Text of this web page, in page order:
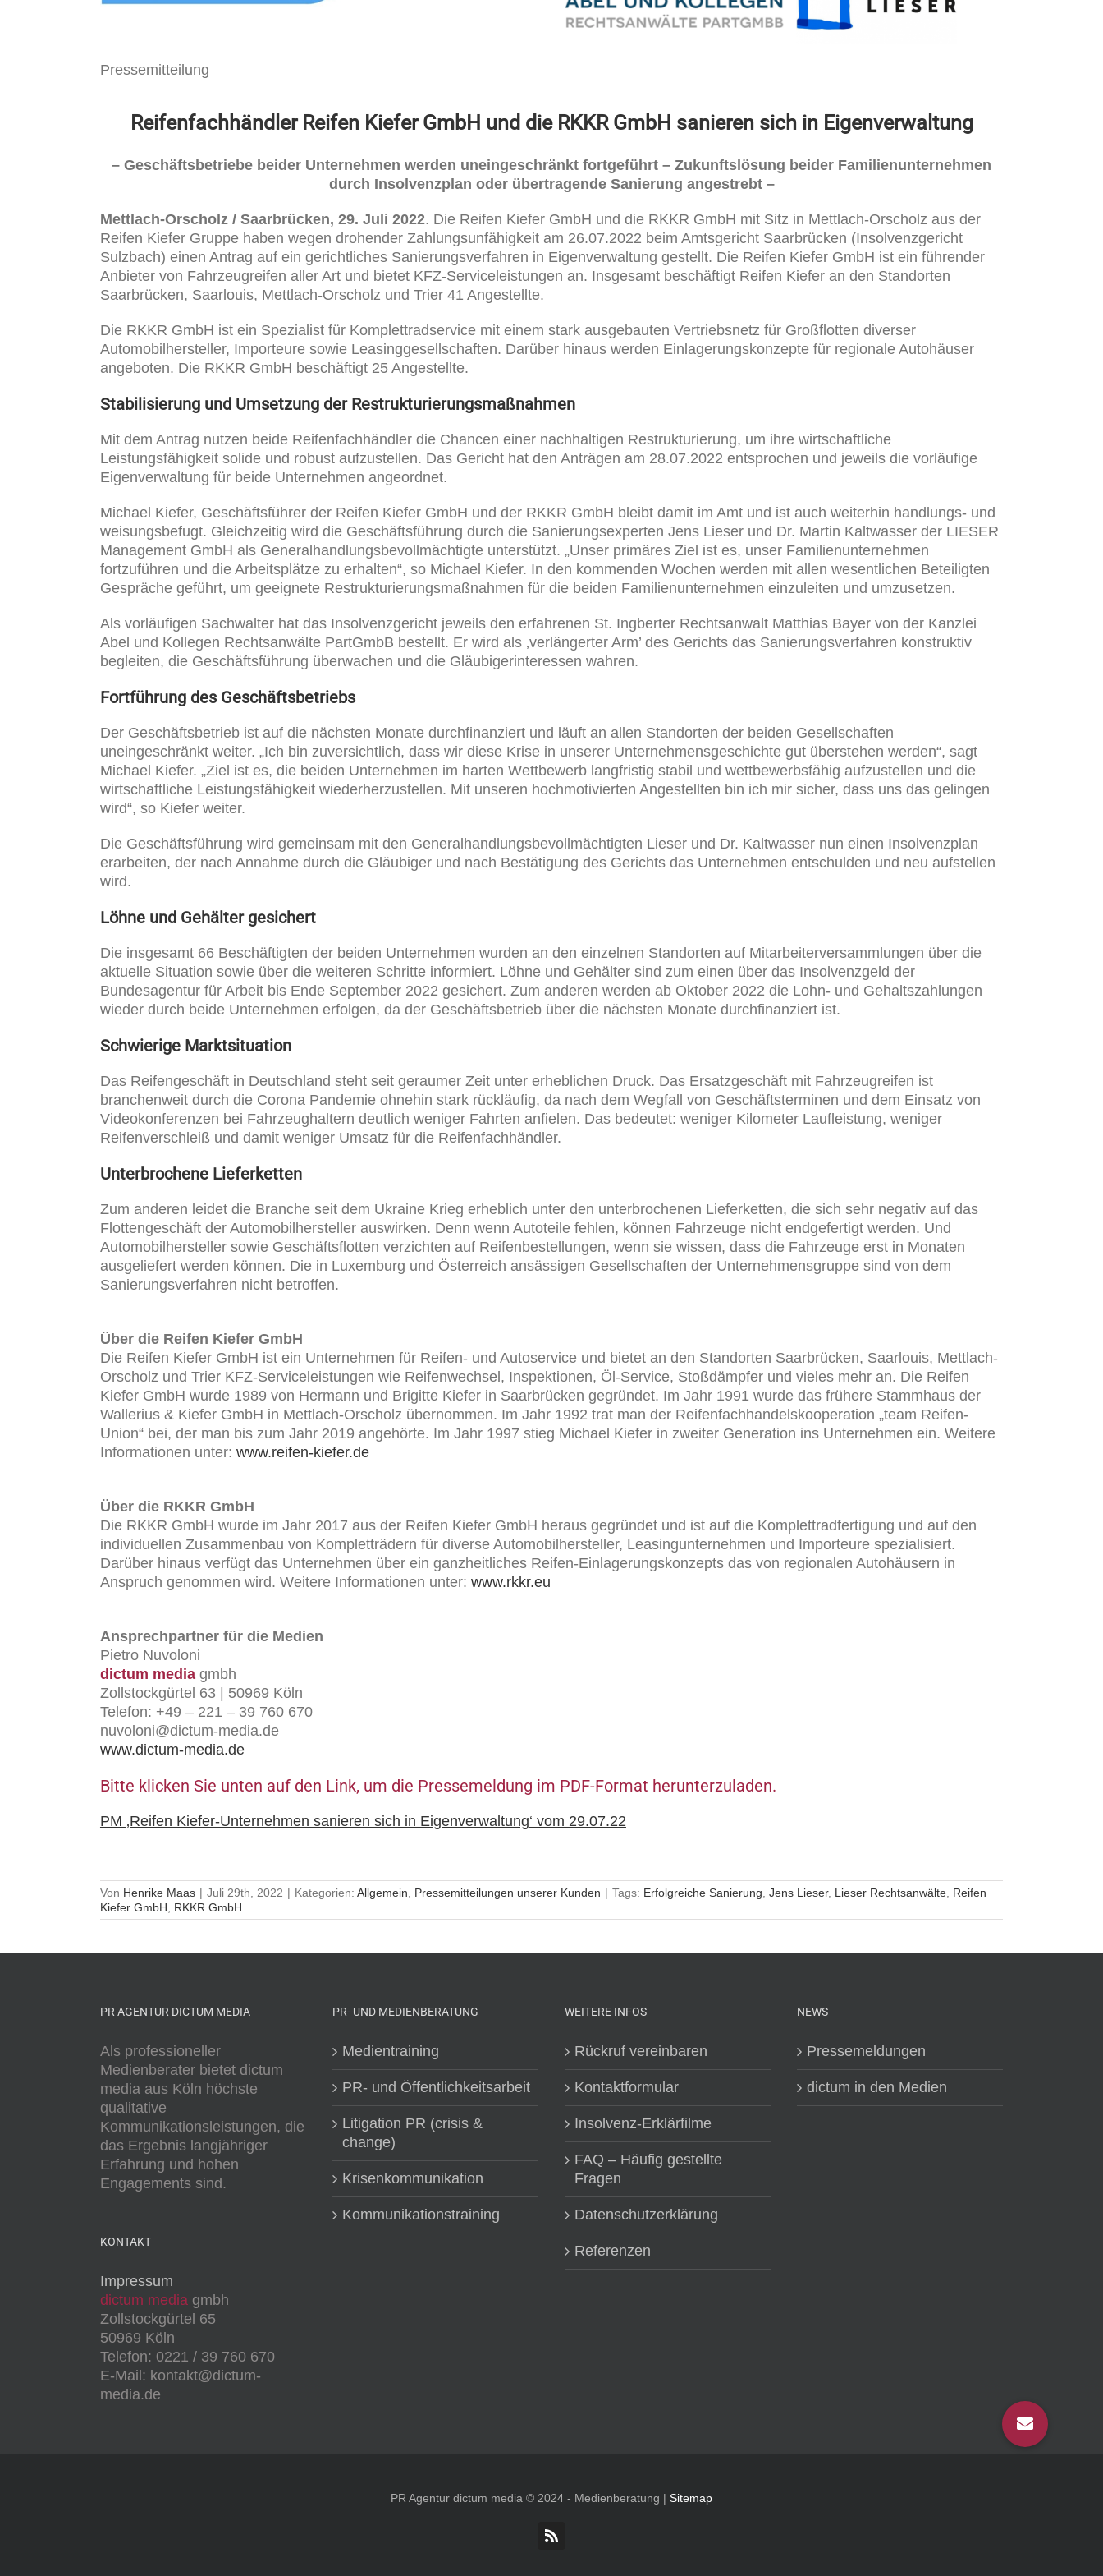
Pressemitteilung
Reifenfachhändler Reifen Kiefer GmbH und die RKKR GmbH sanieren sich in Eigenverwaltung
– Geschäftsbetriebe beider Unternehmen werden uneingeschränkt fortgeführt – Zukunftslösung beider Familienunternehmen
durch Insolvenzplan oder übertragende Sanierung angestrebt –
Mettlach-Orscholz / Saarbrücken, 29. Juli 2022. Die Reifen Kiefer GmbH und die RKKR GmbH mit Sitz in Mettlach-Orscholz aus der
Reifen Kiefer Gruppe haben wegen drohender Zahlungsunfähigkeit am 26.07.2022 beim Amtsgericht Saarbrücken (Insolvenzgericht
Sulzbach) einen Antrag auf ein gerichtliches Sanierungsverfahren in Eigenverwaltung gestellt. Die Reifen Kiefer GmbH ist ein führender
Anbieter von Fahrzeugreifen aller Art und bietet KFZ-Serviceleistungen an. Insgesamt beschäftigt Reifen Kiefer an den Standorten
Saarbrücken, Saarlouis, Mettlach-Orscholz und Trier 41 Angestellte.
Die RKKR GmbH ist ein Spezialist für Komplettradservice mit einem stark ausgebauten Vertriebsnetz für Großflotten diverser
Automobilhersteller, Importeure sowie Leasinggesellschaften. Darüber hinaus werden Einlagerungskonzepte für regionale Autohäuser
angeboten. Die RKKR GmbH beschäftigt 25 Angestellte.
Stabilisierung und Umsetzung der Restrukturierungsmaßnahmen
Mit dem Antrag nutzen beide Reifenfachhändler die Chancen einer nachhaltigen Restrukturierung, um ihre wirtschaftliche
Leistungsfähigkeit solide und robust aufzustellen. Das Gericht hat den Anträgen am 28.07.2022 entsprochen und jeweils die vorläufige
Eigenverwaltung für beide Unternehmen angeordnet.
Michael Kiefer, Geschäftsführer der Reifen Kiefer GmbH und der RKKR GmbH bleibt damit im Amt und ist auch weiterhin handlungs- und
weisungsbefugt. Gleichzeitig wird die Geschäftsführung durch die Sanierungsexperten Jens Lieser und Dr. Martin Kaltwasser der LIESER
Management GmbH als Generalhandlungsbevollmächtigte unterstützt. „Unser primäres Ziel ist es, unser Familienunternehmen
fortzuführen und die Arbeitsplätze zu erhalten“, so Michael Kiefer. In den kommenden Wochen werden mit allen wesentlichen Beteiligten
Gespräche geführt, um geeignete Restrukturierungsmaßnahmen für die beiden Familienunternehmen einzuleiten und umzusetzen.
Als vorläufigen Sachwalter hat das Insolvenzgericht jeweils den erfahrenen St. Ingberter Rechtsanwalt Matthias Bayer von der Kanzlei
Abel und Kollegen Rechtsanwälte PartGmbB bestellt. Er wird als ‚verlängerter Arm’ des Gerichts das Sanierungsverfahren konstruktiv
begleiten, die Geschäftsführung überwachen und die Gläubigerinteressen wahren.
Fortführung des Geschäftsbetriebs
Der Geschäftsbetrieb ist auf die nächsten Monate durchfinanziert und läuft an allen Standorten der beiden Gesellschaften
uneingeschränkt weiter. „Ich bin zuversichtlich, dass wir diese Krise in unserer Unternehmensgeschichte gut überstehen werden“, sagt
Michael Kiefer. „Ziel ist es, die beiden Unternehmen im harten Wettbewerb langfristig stabil und wettbewerbsfähig aufzustellen und die
wirtschaftliche Leistungsfähigkeit wiederherzustellen. Mit unseren hochmotivierten Angestellten bin ich mir sicher, dass uns das gelingen
wird“, so Kiefer weiter.
Die Geschäftsführung wird gemeinsam mit den Generalhandlungsbevollmächtigten Lieser und Dr. Kaltwasser nun einen Insolvenzplan
erarbeiten, der nach Annahme durch die Gläubiger und nach Bestätigung des Gerichts das Unternehmen entschulden und neu aufstellen
wird.
Löhne und Gehälter gesichert
Die insgesamt 66 Beschäftigten der beiden Unternehmen wurden an den einzelnen Standorten auf Mitarbeiterversammlungen über die
aktuelle Situation sowie über die weiteren Schritte informiert. Löhne und Gehälter sind zum einen über das Insolvenzgeld der
Bundesagentur für Arbeit bis Ende September 2022 gesichert. Zum anderen werden ab Oktober 2022 die Lohn- und Gehaltszahlungen
wieder durch beide Unternehmen erfolgen, da der Geschäftsbetrieb über die nächsten Monate durchfinanziert ist.
Schwierige Marktsituation
Das Reifengeschäft in Deutschland steht seit geraumer Zeit unter erheblichen Druck. Das Ersatzgeschäft mit Fahrzeugreifen ist
branchenweit durch die Corona Pandemie ohnehin stark rückläufig, da nach dem Wegfall von Geschäftsterminen und dem Einsatz von
Videokonferenzen bei Fahrzeughaltern deutlich weniger Fahrten anfielen. Das bedeutet: weniger Kilometer Laufleistung, weniger
Reifenverschleiß und damit weniger Umsatz für die Reifenfachhändler.
Unterbrochene Lieferketten
Zum anderen leidet die Branche seit dem Ukraine Krieg erheblich unter den unterbrochenen Lieferketten, die sich sehr negativ auf das
Flottengeschäft der Automobilhersteller auswirken. Denn wenn Autoteile fehlen, können Fahrzeuge nicht endgefertigt werden. Und
Automobilhersteller sowie Geschäftsflotten verzichten auf Reifenbestellungen, wenn sie wissen, dass die Fahrzeuge erst in Monaten
ausgeliefert werden können. Die in Luxemburg und Österreich ansässigen Gesellschaften der Unternehmensgruppe sind von dem
Sanierungsverfahren nicht betroffen.
Über die Reifen Kiefer GmbH
Die Reifen Kiefer GmbH ist ein Unternehmen für Reifen- und Autoservice und bietet an den Standorten Saarbrücken, Saarlouis, Mettlach-
Orscholz und Trier KFZ-Serviceleistungen wie Reifenwechsel, Inspektionen, Öl-Service, Stoßdämpfer und vieles mehr an. Die Reifen
Kiefer GmbH wurde 1989 von Hermann und Brigitte Kiefer in Saarbrücken gegründet. Im Jahr 1991 wurde das frühere Stammhaus der
Wallerius & Kiefer GmbH in Mettlach-Orscholz übernommen. Im Jahr 1992 trat man der Reifenfachhandelskooperation „team Reifen-
Union“ bei, der man bis zum Jahr 2019 angehörte. Im Jahr 1997 stieg Michael Kiefer in zweiter Generation ins Unternehmen ein. Weitere
Informationen unter: www.reifen-kiefer.de
Über die RKKR GmbH
Die RKKR GmbH wurde im Jahr 2017 aus der Reifen Kiefer GmbH heraus gegründet und ist auf die Komplettradfertigung und auf den
individuellen Zusammenbau von Kompletträdern für diverse Automobilhersteller, Leasingunternehmen und Importeure spezialisiert.
Darüber hinaus verfügt das Unternehmen über ein ganzheitliches Reifen-Einlagerungskonzepts das von regionalen Autohäusern in
Anspruch genommen wird. Weitere Informationen unter: www.rkkr.eu
Ansprechpartner für die Medien
Pietro Nuvoloni
dictum media gmbh
Zollstockgürtel 63 | 50969 Köln
Telefon: +49 – 221 – 39 760 670
nuvoloni@dictum-media.de
www.dictum-media.de
Bitte klicken Sie unten auf den Link, um die Pressemeldung im PDF-Format herunterzuladen.
PM ‚Reifen Kiefer-Unternehmen sanieren sich in Eigenverwaltung‘ vom 29.07.22
Von Henrike Maas | Juli 29th, 2022 | Kategorien: Allgemein Pressemitteilungen unserer Kunden | Tags: Erfolgreiche Sanierung Jens Lieser, Lieser Rechtsanwälte Reifen
Kiefer GmbH
RKKR GmbH
PR AGENTUR DICTUM MEDIA
Als professioneller
Medienberater bietet dictum
media aus Köln höchste
qualitative
Kommunikationsleistungen, die
das Ergebnis langjähriger
Erfahrung und hohen
Engagements sind.
KONTAKT
Impressum
dictum media gmbh
Zollstockgürtel 65
50969 Köln
Telefon: 0221 / 39 760 670
E-Mail: kontakt@dictum-
media.de
PR- UND MEDIENBERATUNG
Medientraining
PR- und Öffentlichkeitsarbeit
Litigation PR (crisis &
change)
Krisenkommunikation
Kommunikationstraining
WEITERE INFOS
Rückruf vereinbaren
Kontaktformular
Insolvenz-Erklärfilme
FAQ – Häufig gestellte
Fragen
Datenschutzerklärung
Referenzen
NEWS
Pressemeldungen
dictum in den Medien
PR Agentur dictum media © 2024 - Medienberatung | Sitemap
Rss